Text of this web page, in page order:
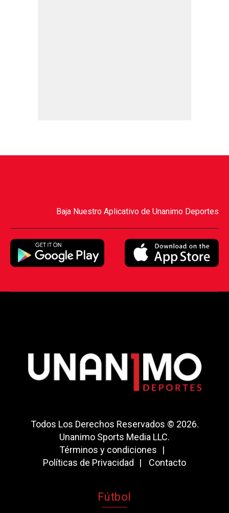
Baja Nuestro Aplicativo de Unanimo Deportes
Todos Los Derechos Reservados © 2026.
Unanimo Sports Media LLC.
Términos y condiciones
Políticas de Privacidad
Contacto
Fútbol